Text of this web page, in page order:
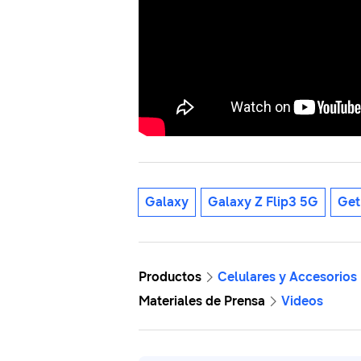
Galaxy Galaxy Z Flip3 5G
Productos
Celulares y Accesorios
Materiales de Prensa
Videos